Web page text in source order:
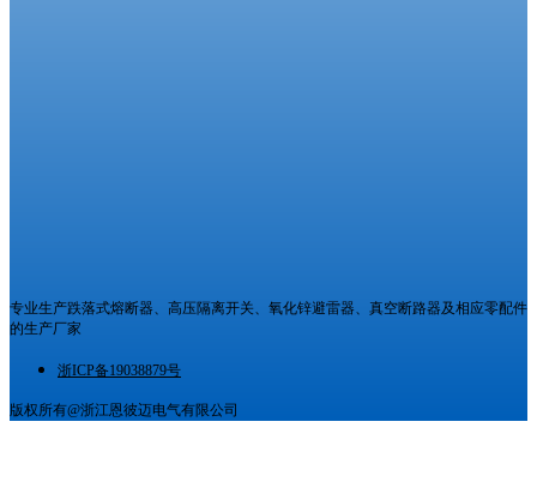
专业生产跌落式熔断器、高压隔离开关、氧化锌避雷器、真空断路器及相应零配件
的生产厂家
浙ICP备19038879号
版权所有@浙江恩彼迈电气有限公司